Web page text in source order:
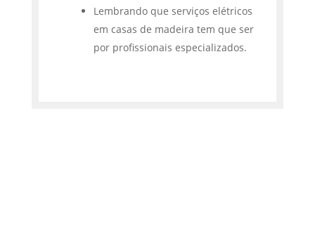
Lembrando que serviços elétricos
em casas de madeira tem que ser
por profissionais especializados.